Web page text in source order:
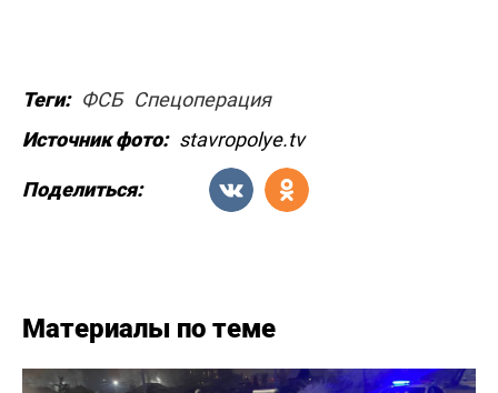
Теги: ФСБ Спецоперация
Источник фото: stavropolye.tv
Поделиться:
Материалы по теме